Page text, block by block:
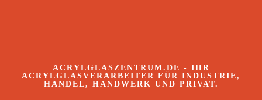
ACRYLGLASZENTRUM.DE - IHR
ACRYLGLASVERARBEITER FÜR INDUSTRIE,
HANDEL, HANDWERK UND PRIVAT.